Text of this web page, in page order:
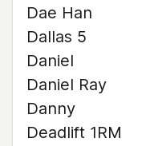
Dae Han
Dallas 5
Daniel
Daniel Ray
Danny
Deadlift 1RM